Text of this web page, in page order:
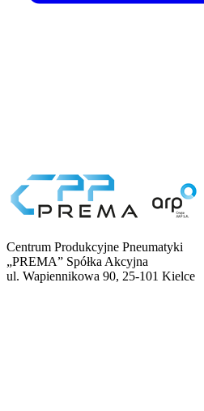
Centrum Produkcyjne Pneumatyki
„PREMA” Spółka Akcyjna
ul. Wapiennikowa 90, 25-101 Kielce